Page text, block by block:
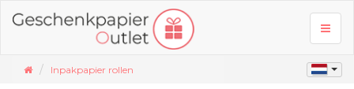
Inpakpapier rollen